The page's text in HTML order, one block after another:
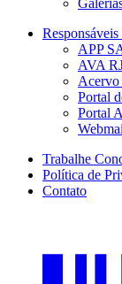
APP
AVA
Acervo
Portal
Portal
Trabalhe
Política de
Contato